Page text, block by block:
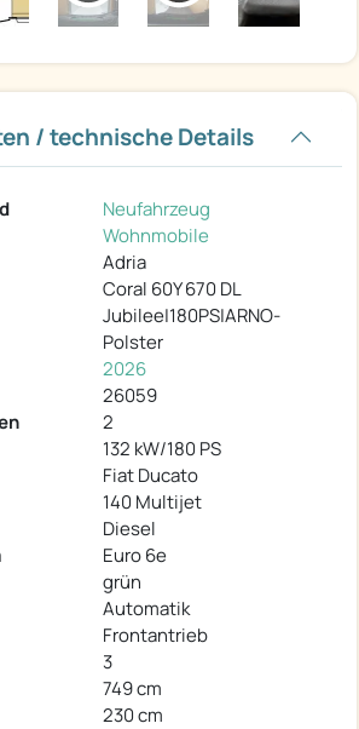
/ technische Details
Neufahrzeug
Wohnmobile
Adria
Coral 60Y 670 DL
Jubilee|180PS|ARNO-
Polster
2026
26059
2
132 kW/180 PS
Fiat Ducato
140 Multijet
Diesel
Euro 6e
grün
Automatik
Frontantrieb
3
749 cm
230 cm